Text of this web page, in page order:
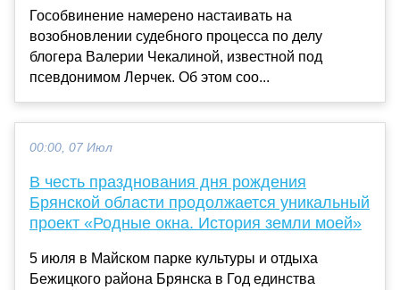
Гособвинение намерено настаивать на
возобновлении судебного процесса по делу
блогера Валерии Чекалиной, известной под
псевдонимом Лерчек. Об этом соо...
00:00, 07 Июл
В честь празднования дня рождения
Брянской области продолжается уникальный
проект «Родные окна. История земли моей»
5 июля в Майском парке культуры и отдыха
Бежицкого района Брянска в Год единства